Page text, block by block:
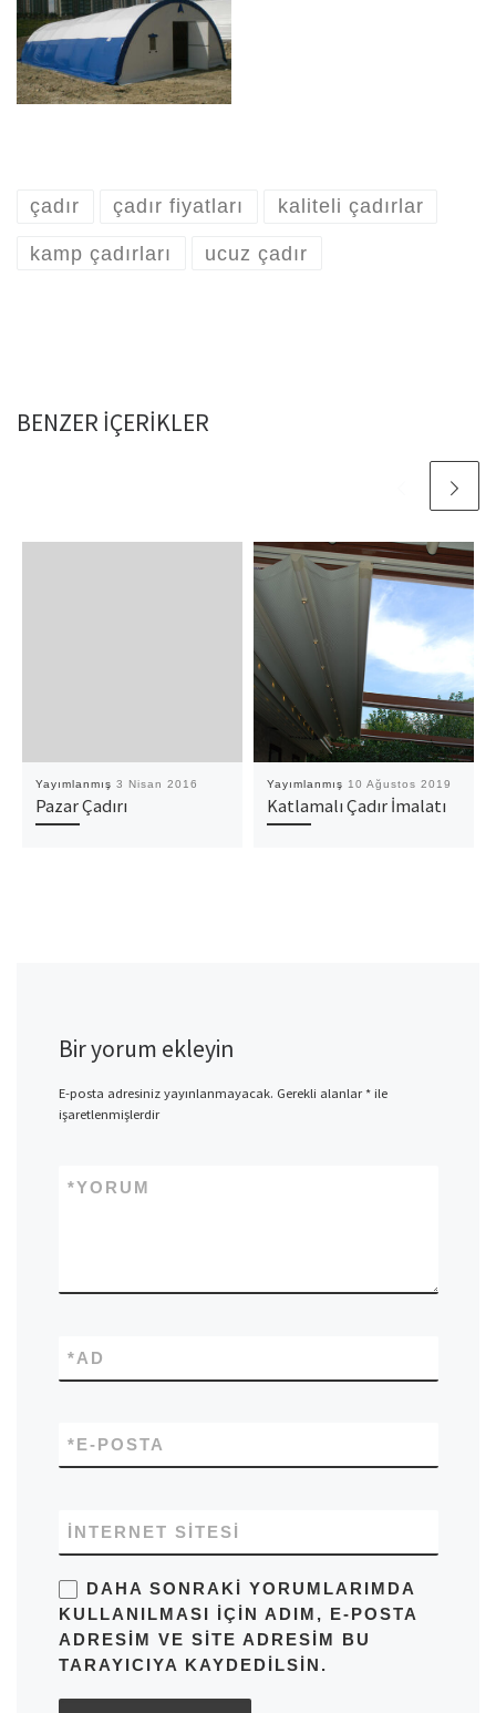
çadır çadır fiyatları kaliteli çadırlar
kamp çadırları ucuz çadır
BENZER IÇERIKLER
Yayımlanmış 3 Nisan 2016
Pazar Çadırı
Yayımlanmış 10 Ağustos 2019
Katlamalı Çadır İmalatı
Bir yorum ekleyin
E-posta adresiniz yayınlanmayacak. Gerekli alanlar*ile
işaretlenmişlerdir
YORUM
*
AD
*
E-POSTA
*
İNTERNET SITESI
DAHA SONRAKI YORUMLARIMDA
KULLANILMASI IÇIN ADIM, E-POSTA
ADRESIM VE SITE ADRESIM BU
TARAYICIYA KAYDEDILSIN.